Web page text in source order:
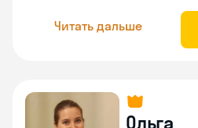
Читать дальше
Ольга